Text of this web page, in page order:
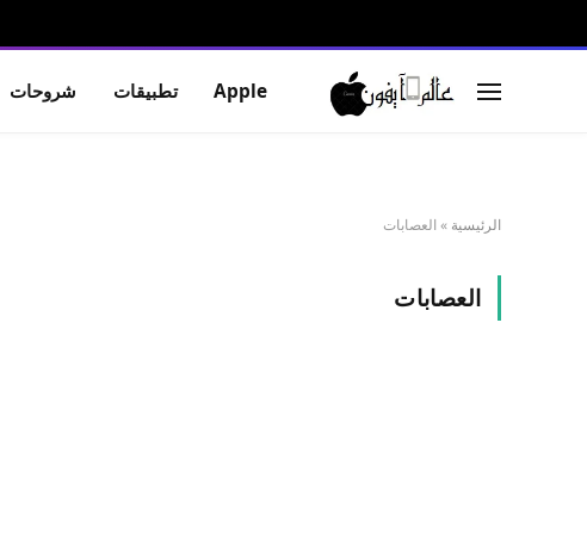
Apple تطبيقات شروحات
الرئيسية » العصابات
العصابات